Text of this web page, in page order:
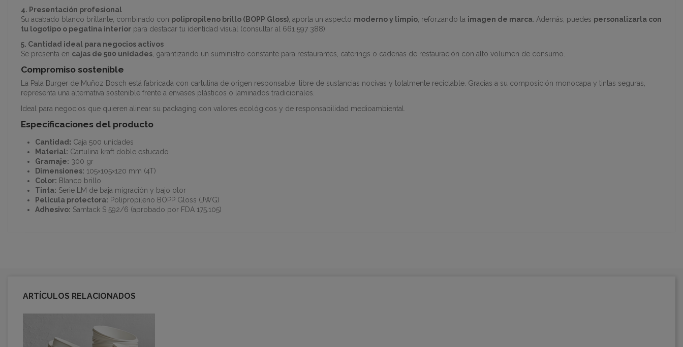
4. Presentación profesional
Su acabado blanco brillante, combinado con polipropileno brillo (BOPP Gloss) , aporta un aspecto moderno y limpio , reforzando la imagen de marca . Además, puedes personalizarla con
tu logotipo o pegatina interior para destacar tu identidad visual (consultar al 661 597 388).
5. Cantidad ideal para negocios activos
Se presenta en cajas de 500 unidades, garantizando un suministro constante para restaurantes, caterings o cadenas de restauración con alto volumen de consumo.
Compromiso sostenible
La Pala Burger de Muñoz Bosch está fabricada con cartulina de origen responsable, libre de sustancias nocivas y totalmente reciclable. Gracias a su composición monocapa y tintas seguras,
representa una alternativa sostenible frente a envases plásticos o laminados tradicionales.
Ideal para negocios que quieren alinear su packaging con valores ecológicos y de responsabilidad medioambiental.
Especificaciones del producto
Cantidad : Caja 500 unidades
Material: Cartulina kraft doble estucado
Gramaje: 300 gr
Dimensiones: 105×105×120 mm (4T)
Color: Blanco brillo
Tinta: Serie LM de baja migración y bajo olor
Película protectora: Polipropileno BOPP Gloss (JWG)
Adhesivo: Samtack S 592/6 (aprobado por FDA 175.105)
ARTÍCULOS RELACIONADOS